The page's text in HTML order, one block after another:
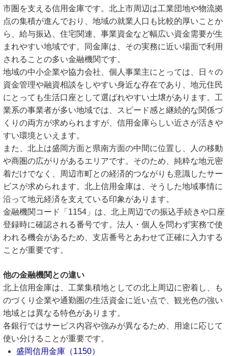
市圏を支える信用金庫です。北上市周辺は工業団地や物流拠
点の集積が進んでおり、地域の就業人口も比較的厚いことか
ら、給与振込、住宅関連、事業資金など幅広い資金需要が生
まれやすい地域です。同金庫は、その実務に近い場面で利用
されることの多い金融機関です。
地域の中小企業や協力会社、個人事業主にとっては、日々の
資金管理や融資相談をしやすい身近な存在であり、地元住民
にとっても生活口座として選ばれやすい土壌があります。工
業系の事業者が多い地域では、スピード感と継続的な関係づ
くりの両方が求められますが、信用金庫らしい近さが活きや
すい環境といえます。
また、北上は盛岡方面と県南方面の中間に位置し、人の移動
や商圏の広がりがあるエリアです。そのため、純粋な地元密
着だけでなく、周辺市町との経済的つながりも意識したサー
ビスが求められます。北上信用金庫は、そうした地域事情に
沿って地元経済を支えている印象があります。
金融機関コード「1154」は、北上周辺での振込手続きや口座
登録時に確認される番号です。法人・個人を問わず実務で使
われる機会があるため、支店番号とあわせて正確に入力する
ことが重要です。
他の金融機関との違い
北上信用金庫は、工業集積地としての北上周辺に密着し、も
のづくり企業や通勤圏の生活資金に近い点で、観光色の強い
地域とは異なる特色があります。
各銀行ではサービス内容や強みが異なるため、用途に応じて
使い分けることが重要です。
盛岡信用金庫（1150）